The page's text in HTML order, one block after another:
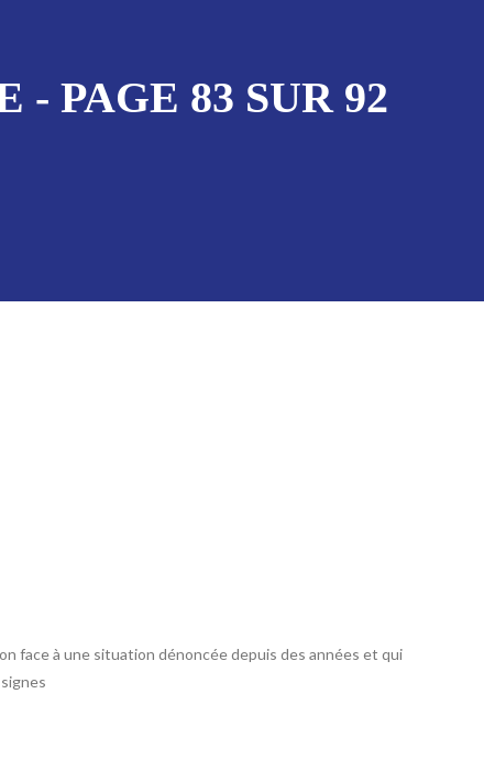
PAGE 83 SUR 92
face à une situation dénoncée depuis des années et qui